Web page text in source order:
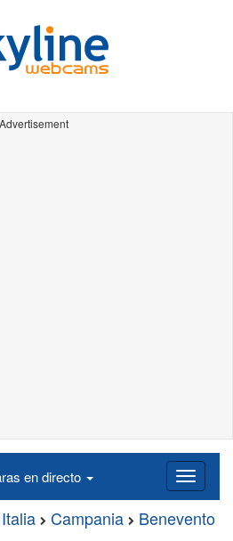
Advertisement
en directo
Italia Campania Benevento